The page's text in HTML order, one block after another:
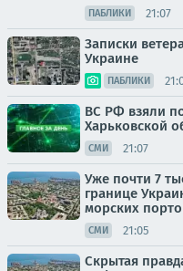
ПАБЛИКИ 21:07
Записки
Украине
ПАБЛИКИ
ВС РФ взяли
Харьковской
СМИ 21:07
Уже почти 7
границе
морских
СМИ 21:05
Скрытая